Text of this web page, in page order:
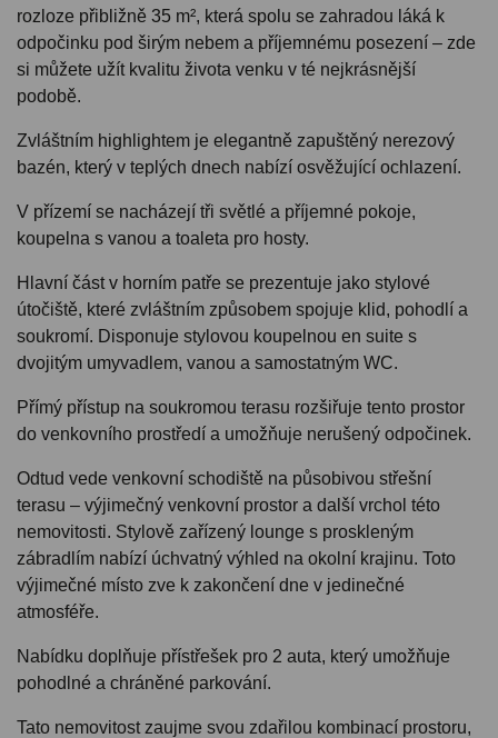
rozloze přibližně 35 m², která spolu se zahradou láká k
odpočinku pod širým nebem a příjemnému posezení – zde
si můžete užít kvalitu života venku v té nejkrásnější
podobě.
Zvláštním highlightem je elegantně zapuštěný nerezový
bazén, který v teplých dnech nabízí osvěžující ochlazení.
V přízemí se nacházejí tři světlé a příjemné pokoje,
koupelna s vanou a toaleta pro hosty.
Hlavní část v horním patře se prezentuje jako stylové
útočiště, které zvláštním způsobem spojuje klid, pohodlí a
soukromí. Disponuje stylovou koupelnou en suite s
dvojitým umyvadlem, vanou a samostatným WC.
Přímý přístup na soukromou terasu rozšiřuje tento prostor
do venkovního prostředí a umožňuje nerušený odpočinek.
Odtud vede venkovní schodiště na působivou střešní
terasu – výjimečný venkovní prostor a další vrchol této
nemovitosti. Stylově zařízený lounge s proskleným
zábradlím nabízí úchvatný výhled na okolní krajinu. Toto
výjimečné místo zve k zakončení dne v jedinečné
atmosféře.
Nabídku doplňuje přístřešek pro 2 auta, který umožňuje
pohodlné a chráněné parkování.
Tato nemovitost zaujme svou zdařilou kombinací prostoru,